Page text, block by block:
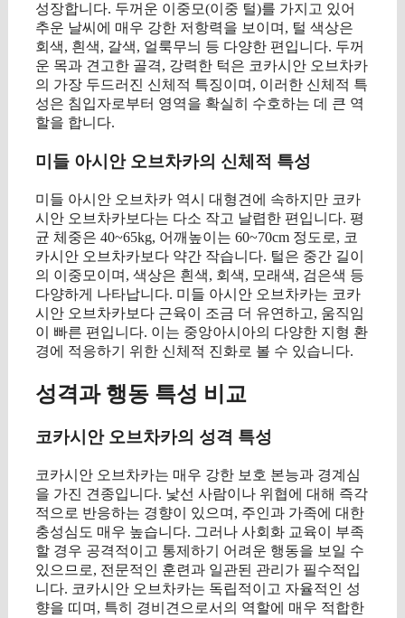
성장합니다. 두꺼운 이중모(이중 털)를 가지고 있어
추운 날씨에 매우 강한 저항력을 보이며, 털 색상은
회색, 흰색, 갈색, 얼룩무늬 등 다양한 편입니다. 두꺼
운 목과 견고한 골격, 강력한 턱은 코카시안 오브차카
의 가장 두드러진 신체적 특징이며, 이러한 신체적 특
성은 침입자로부터 영역을 확실히 수호하는 데 큰 역
할을 합니다.
미들 아시안 오브차카의 신체적 특성
미들 아시안 오브차카 역시 대형견에 속하지만 코카
시안 오브차카보다는 다소 작고 날렵한 편입니다. 평
균 체중은 40~65kg, 어깨높이는 60~70cm 정도로, 코
카시안 오브차카보다 약간 작습니다. 털은 중간 길이
의 이중모이며, 색상은 흰색, 회색, 모래색, 검은색 등
다양하게 나타납니다. 미들 아시안 오브차카는 코카
시안 오브차카보다 근육이 조금 더 유연하고, 움직임
이 빠른 편입니다. 이는 중앙아시아의 다양한 지형 환
경에 적응하기 위한 신체적 진화로 볼 수 있습니다.
성격과 행동 특성 비교
코카시안 오브차카의 성격 특성
코카시안 오브차카는 매우 강한 보호 본능과 경계심
을 가진 견종입니다. 낯선 사람이나 위협에 대해 즉각
적으로 반응하는 경향이 있으며, 주인과 가족에 대한
충성심도 매우 높습니다. 그러나 사회화 교육이 부족
할 경우 공격적이고 통제하기 어려운 행동을 보일 수
있으므로, 전문적인 훈련과 일관된 관리가 필수적입
니다. 코카시안 오브차카는 독립적이고 자율적인 성
향을 띠며, 특히 경비견으로서의 역할에 매우 적합한